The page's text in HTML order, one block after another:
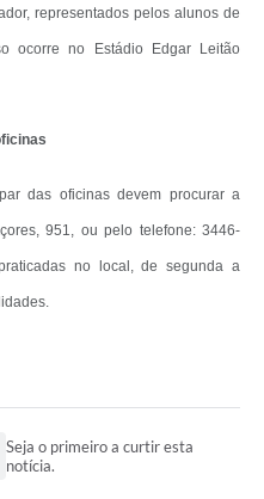
representados pelos alunos de
ocorre no Estádio Edgar Leitão
das oficinas devem procurar a
951, ou pelo telefone: 3446-
no local, de segunda a
Seja o primeiro a curtir esta
notícia.